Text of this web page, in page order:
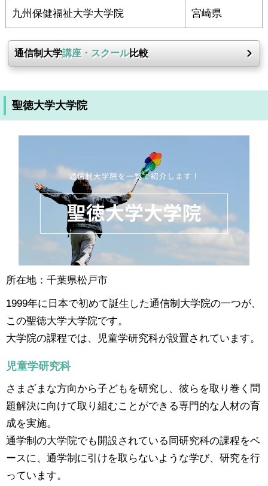
九州保健福祉大学大学院 宮崎県
通信制大学講座・スクール比較
聖徳大学大学院
所在地：千葉県松戸市
1999年に日本で初めて誕生した通信制大学院の一つが、
この聖徳大学大学院です。
大学院の課程では、児童学研究科が設置されています。
児童学研究科
さまざまな方向から子どもを研究し、彼らを取り巻く問
題解決に向けて取り組むことができる専門的な人材の育
成を実施。
通学制の大学院でも開設されている同研究科の課程をベ
ースに、通学制に引けを取らないような学び、研究を行
っています。